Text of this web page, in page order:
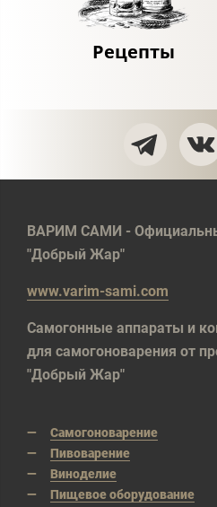
Рецепты
ВАРИМ САМИ -
"Добрый Жар"
www.varim-sami.com
Самогонные аппараты и
для самогоноварения от
"Добрый Жар"
Самогоноварение
Пивоварение
Виноделие
Пищевое оборудование